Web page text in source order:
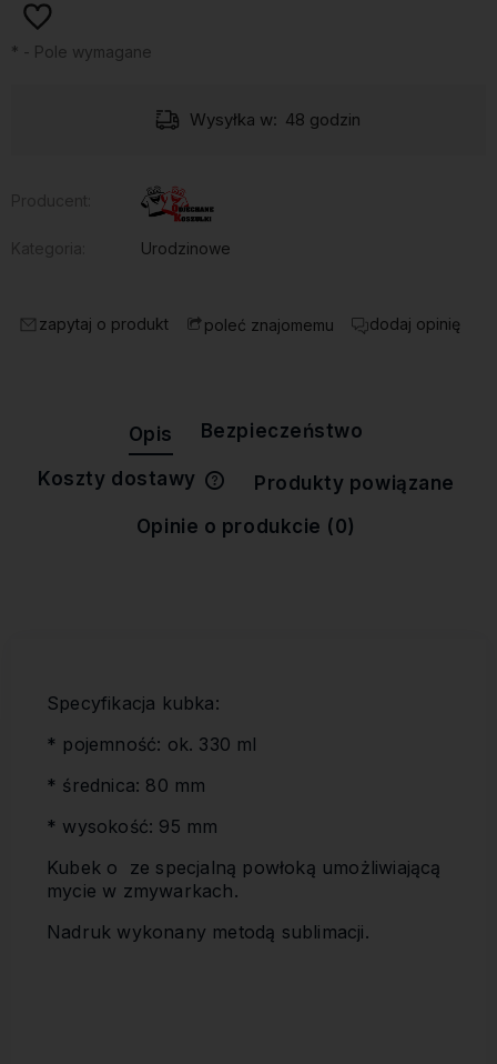
* - Pole wymagane
Wysyłka w: 48 godzin
Urodzinowe
zapytaj o produkt poleć znajomemu dodaj opinię
Opis Bezpieczeństwo
Koszty dostawy
Cena nie zawiera ewentualnych
Produkty powiązane
Opinie o produkcie (0)
Specyfikacja kubka:
* pojemność: ok. 330 ml
* średnica: 80 mm
* wysokość: 95 mm
Kubek o ze specjalną powłoką umożliwiającą
mycie w zmywarkach.
Nadruk wykonany metodą sublimacji.